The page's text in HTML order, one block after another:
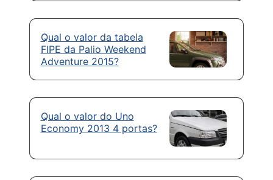
Qual o valor da tabela
FIPE da Palio Weekend
Adventure 2015?
Qual o valor do Uno
Economy 2013 4 portas?